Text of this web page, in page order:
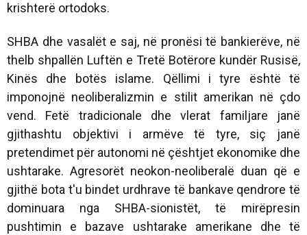
krishterë ortodoks.
SHBA dhe vasalët e saj, në pronësi të bankierëve, në
thelb shpallën Luftën e Tretë Botërore kundër Rusisë,
Kinës dhe botës islame. Qëllimi i tyre është të
imponojnë neoliberalizmin e stilit amerikan në çdo
vend. Fetë tradicionale dhe vlerat familjare janë
gjithashtu objektivi i armëve të tyre, siç janë
pretendimet për autonomi në çështjet ekonomike dhe
ushtarake. Agresorët neokon-neoliberalë duan që e
gjithë bota t'u bindet urdhrave të bankave qendrore të
dominuara nga SHBA-sionistët, të mirëpresin
pushtimin e bazave ushtarake amerikane dhe të